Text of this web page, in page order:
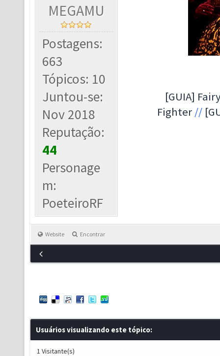
MEGAMU
Postagens:
663
Tópicos: 10
Juntou-se:
Nov 2018
Reputação:
44
Personage
m:
PoeteiroRF
[GUIA]
Fighter //
Website Encontrar
Usuários visualizando este tópico:
1 Visitante(s)